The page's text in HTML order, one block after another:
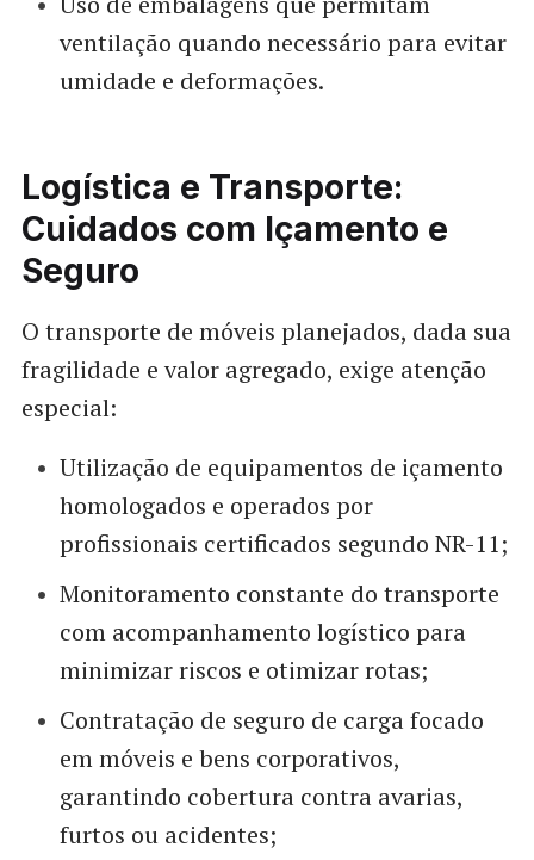
ventilação quando necessário para evitar
umidade e deformações.
Logística e Transporte:
Cuidados com Içamento e
Seguro
O transporte de móveis planejados, dada sua
fragilidade e valor agregado, exige atenção
especial:
Utilização de equipamentos de içamento
homologados e operados por
profissionais certificados segundo NR-11;
Monitoramento constante do transporte
com acompanhamento logístico para
minimizar riscos e otimizar rotas;
Contratação de seguro de carga focado
em móveis e bens corporativos,
garantindo cobertura contra avarias,
furtos ou acidentes;